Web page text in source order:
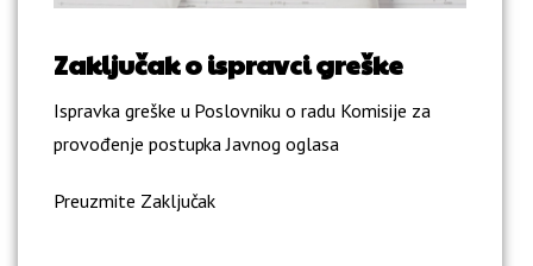
Zaključak o ispravci greške
Ispravka greške u Poslovniku o radu Komisije za
provođenje postupka Javnog oglasa
Preuzmite Zaključak